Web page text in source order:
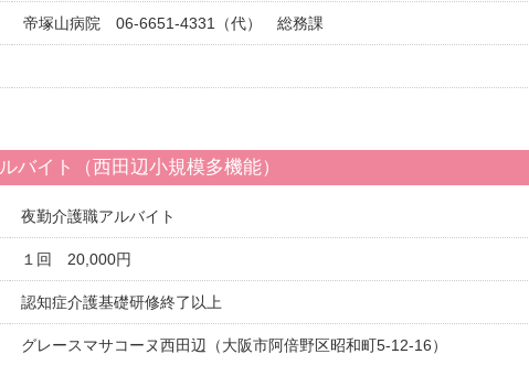
帝塚山病院 06-6651-4331（代） 総務課
バイト（西田辺小規模多機能）
夜勤介護職アルバイト
１回 20,000円
認知症介護基礎研修終了以上
グレースマサコーヌ西田辺（大阪市阿倍野区昭和町5-12-16）